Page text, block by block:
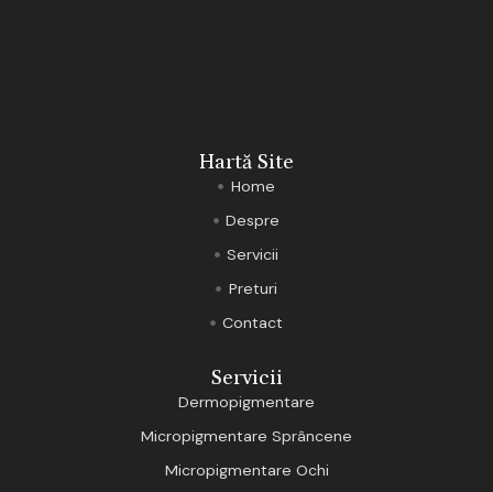
Hartă Site
Home
Despre
Servicii
Preturi
Contact
Servicii
Dermopigmentare
Micropigmentare Sprâncene
Micropigmentare Ochi